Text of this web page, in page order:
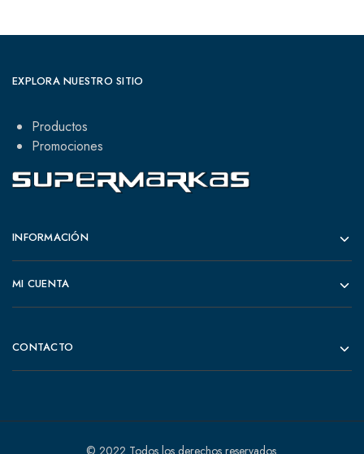
EXPLORA NUESTRO SITIO
Productos
Promociones
INFORMACIÓN
MI CUENTA
CONTACTO
© 2022 Todos los derechos reservados.